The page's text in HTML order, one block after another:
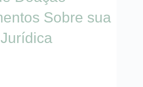
Sobre sua